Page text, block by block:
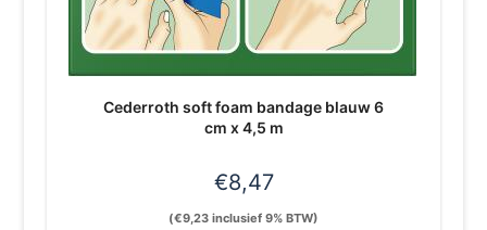
Cederroth soft foam bandage blauw 6
cm x 4,5 m
€8,47
(€9,23 inclusief 9% BTW)